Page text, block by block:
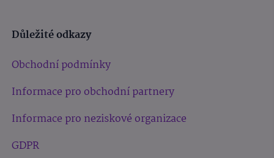
Důležité odkazy
Obchodní podmínky
Informace pro obchodní partnery
Informace pro neziskové organizace
GDPR